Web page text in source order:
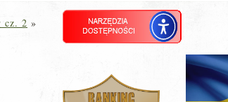
cz. 2 »